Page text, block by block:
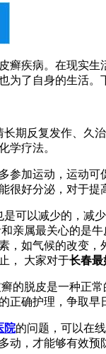
癣疾病。在现实
为了自身的生活。
期反复发作、久
学疗法。
参加运动，运动
很好分泌，对于
可以减少的，减
亲属最关心的是
，如气候的改变
， 大家对于长春最
的脱皮是一种正
正确护理，争取早
院的问题，可以在
动，才能够有效预